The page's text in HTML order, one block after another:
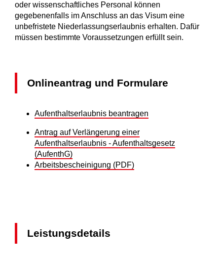
oder wissenschaftliches Personal können
gegebenenfalls im Anschluss an das Visum eine
unbefristete Niederlassungserlaubnis erhalten. Dafür
müssen bestimmte Voraussetzungen erfüllt sein.
Onlineantrag und Formulare
Aufenthaltserlaubnis beantragen
Antrag auf Verlängerung einer
Aufenthaltserlaubnis - Aufenthaltsgesetz
(AufenthG)
Arbeitsbescheinigung (PDF)
Leistungsdetails